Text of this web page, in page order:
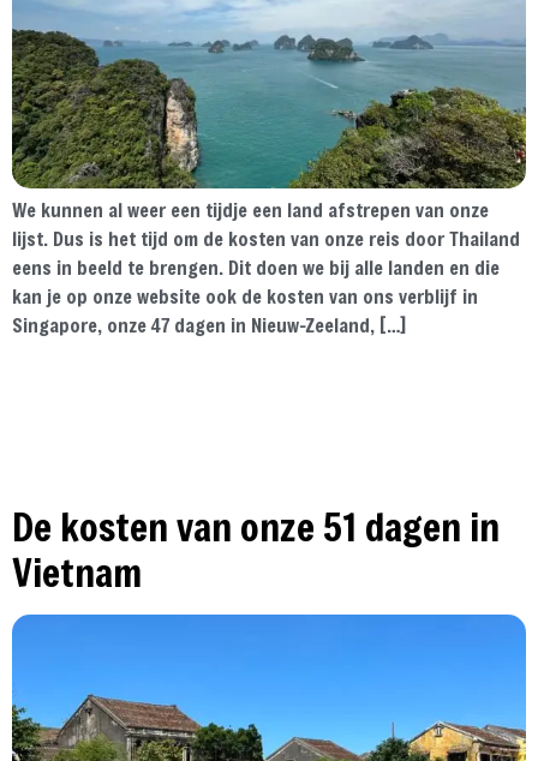
We kunnen al weer een tijdje een land afstrepen van onze
lijst. Dus is het tijd om de kosten van onze reis door Thailand
eens in beeld te brengen. Dit doen we bij alle landen en die
kan je op onze website ook de kosten van ons verblijf in
Singapore, onze 47 dagen in Nieuw-Zeeland, […]
De kosten van onze 51 dagen in
Vietnam